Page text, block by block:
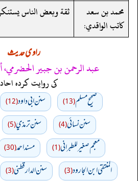
محمد بن سعد
كاتب الواقدي:
ثقة وبعض الناس
راوی حدیث
عبد الرحمن بن جبير الحضرمي،
کی روایت کردہ
صحيح مسلم(13) سنن ابي داود(12)
سنن نسائي(4) سنن ترمذي(5)
معجم صغير للطبراني(1) مسند احمد(30)
المنتقى ابن الجارود(3) سنن الدارقطني(3)